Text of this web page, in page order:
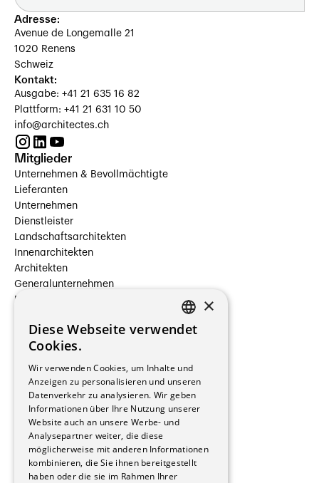
Adresse:
Avenue de Longemalle 21
1020 Renens
Schweiz
Kontakt:
Ausgabe: +41 21 635 16 82
Plattform: +41 21 631 10 50
info@architectes.ch
Mitglieder
Unternehmen & Bevollmächtigte
Lieferanten
Unternehmen
Dienstleister
Landschaftsarchitekten
Innenarchitekten
Architekten
Generalunternehmen
Beauftragte Unternehmen
Hersteller/Lieferanten
Bauherrschaften
Immobilienverwaltungsgesellschaften
Stockwerkeigentum
Reportagen
Wohnungen
Renovierungen
Innere Umbauten
Gastgewerbe und Tourismus
Verwaltungsgebäude und Geschäfte
FRENCH
×
Diese Webseite verwendet
Cookies.
Wir verwenden Cookies, um Inhalte und
Anzeigen zu personalisieren und unseren
Datenverkehr zu analysieren. Wir geben
Informationen über Ihre Nutzung unserer
Website auch an unsere Werbe- und
Analysepartner weiter, die diese
möglicherweise mit anderen Informationen
kombinieren, die Sie ihnen bereitgestellt
haben oder die sie im Rahmen Ihrer